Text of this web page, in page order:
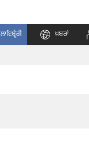
ਲਾਇਬ੍ਰੇਰੀ ਖ਼ਬਰਾਂ